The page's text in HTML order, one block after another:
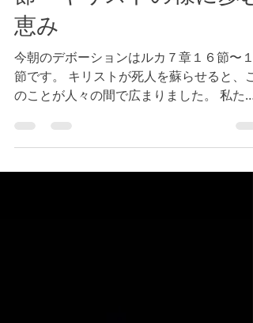
節 キリストの様に歩む
恵み
今朝のデボーションはルカ７章１６節〜１
のことが人々の間で広まりました。 私たち
のミニストリーが実を結び、多くの人々に
られる準備はできているでしょうか。 神様